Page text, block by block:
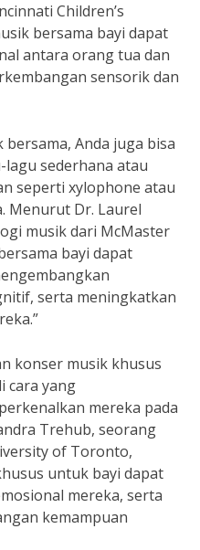
Children’s
bersama bayi dapat
antara orang tua dan
sensorik dan
Anda juga bisa
lagu sederhana atau
seperti xylophone atau
Menurut Dr. Laurel
musik dari McMaster
bayi dapat
serta meningkatkan
konser musik khusus
cara yang
mereka pada
Trehub, seorang
of Toronto,
untuk bayi dapat
mereka, serta
kemampuan